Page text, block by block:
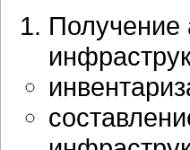
Получение